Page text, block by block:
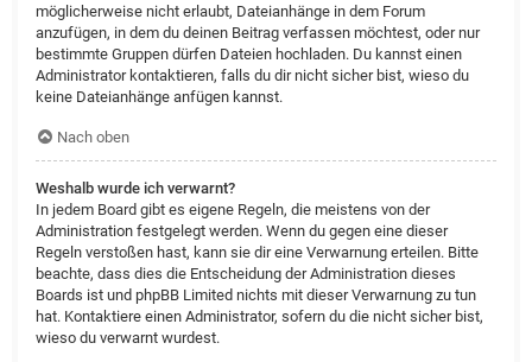
möglicherweise nicht erlaubt, Dateianhänge in dem Forum
anzufügen, in dem du deinen Beitrag verfassen möchtest, oder nur
bestimmte Gruppen dürfen Dateien hochladen. Du kannst einen
Administrator kontaktieren, falls du dir nicht sicher bist, wieso du
keine Dateianhänge anfügen kannst.
Nach oben
Weshalb wurde ich verwarnt?
In jedem Board gibt es eigene Regeln, die meistens von der
Administration festgelegt werden. Wenn du gegen eine dieser
Regeln verstoßen hast, kann sie dir eine Verwarnung erteilen. Bitte
beachte, dass dies die Entscheidung der Administration dieses
Boards ist und phpBB Limited nichts mit dieser Verwarnung zu tun
hat. Kontaktiere einen Administrator, sofern du die nicht sicher bist,
wieso du verwarnt wurdest.